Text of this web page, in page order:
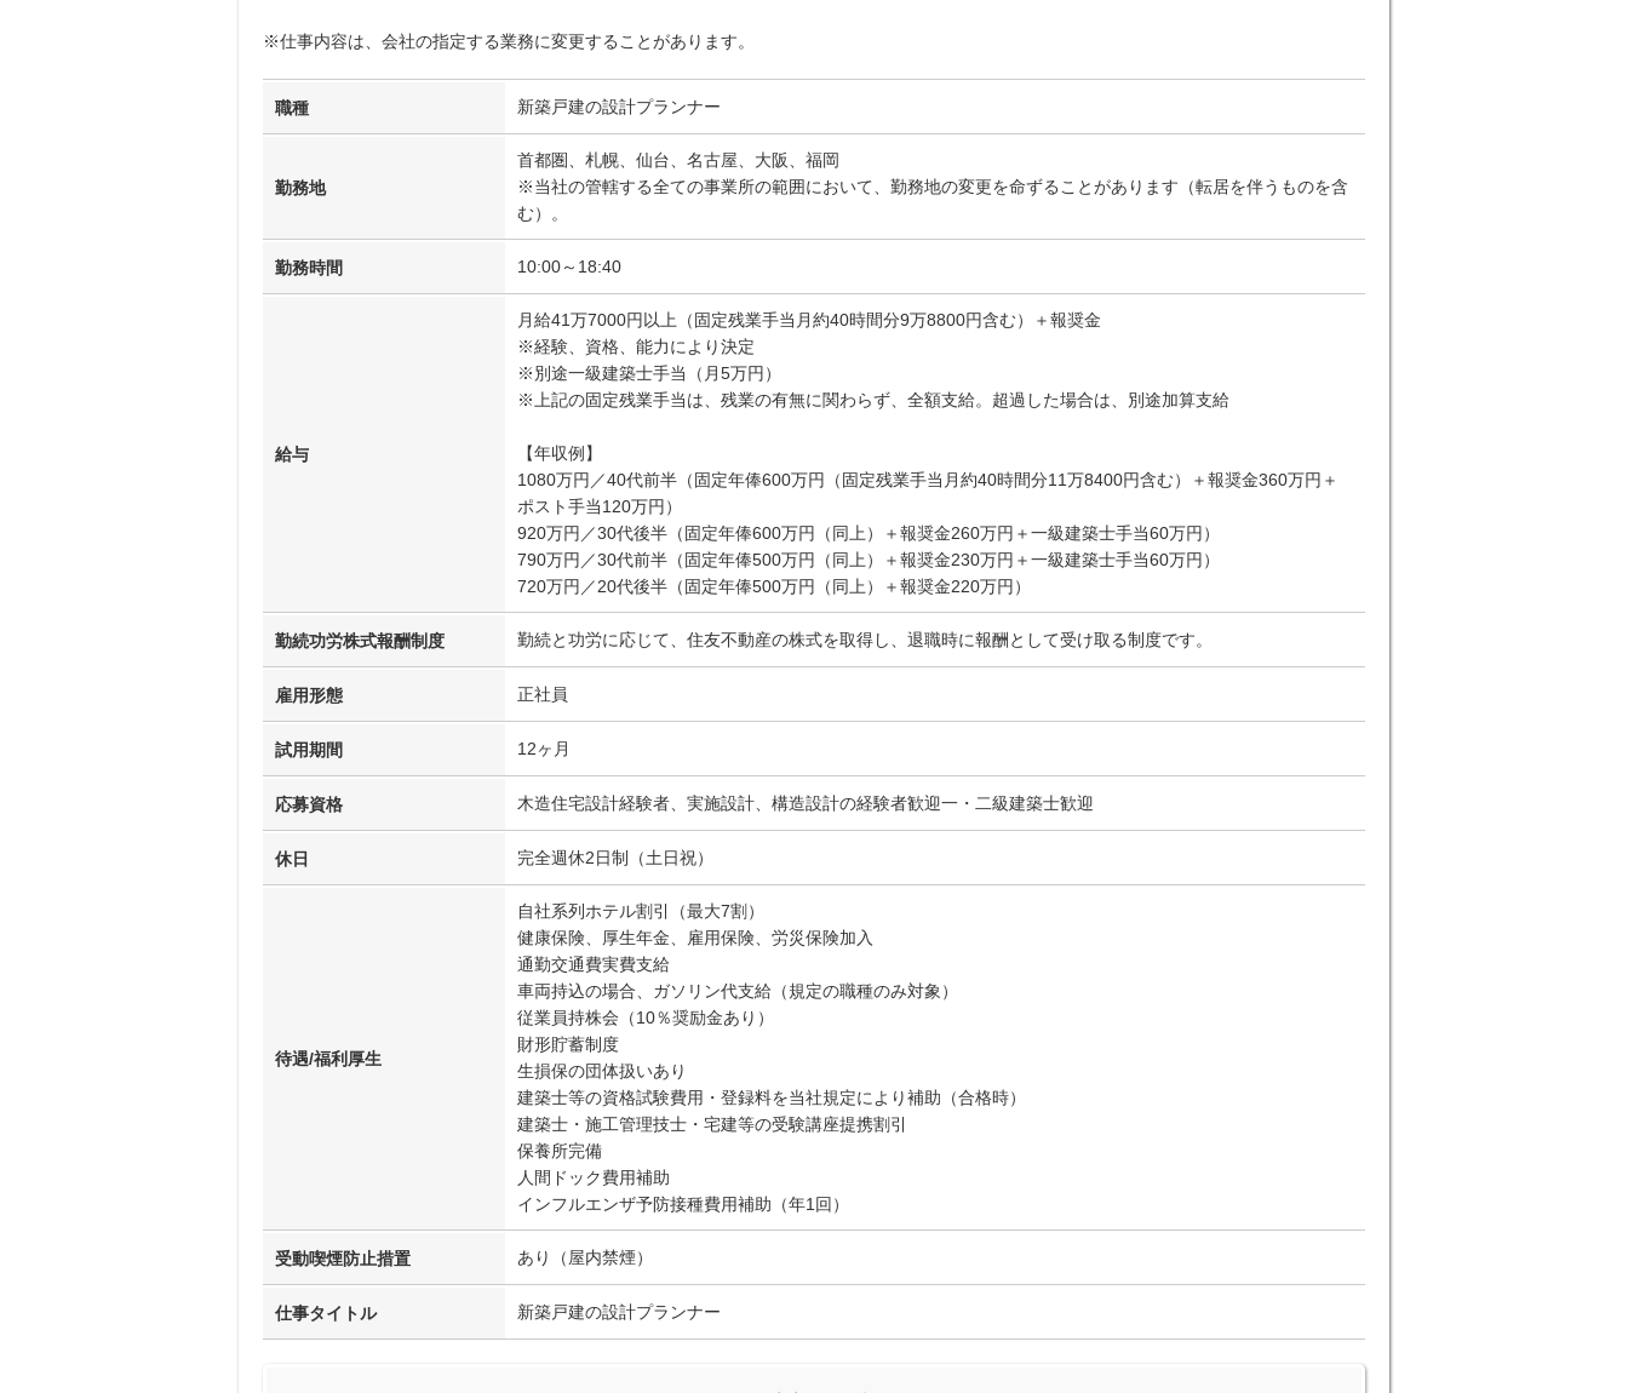
※仕事内容は、会社の指定する業務に変更することがあります。
職種 新築戸建の設計プランナー
勤務地
首都圏、札幌、仙台、名古屋、大阪、福岡
※当社の管轄する全ての事業所の範囲において、勤務地の変更を命ずることがあります（転居を伴うものを含
む）。
勤務時間 10:00～18:40
給与
月給41万7000円以上（固定残業手当月約40時間分9万8800円含む）＋報奨金
※経験、資格、能力により決定
※別途一級建築士手当（月5万円）
※上記の固定残業手当は、残業の有無に関わらず、全額支給。超過した場合は、別途加算支給
【年収例】
1080万円／40代前半（固定年俸600万円（固定残業手当月約40時間分11万8400円含む）＋報奨金360万円＋
ポスト手当120万円）
920万円／30代後半（固定年俸600万円（同上）＋報奨金260万円＋一級建築士手当60万円）
790万円／30代前半（固定年俸500万円（同上）＋報奨金230万円＋一級建築士手当60万円）
720万円／20代後半（固定年俸500万円（同上）＋報奨金220万円）
勤続功労株式報酬制度 勤続と功労に応じて、住友不動産の株式を取得し、退職時に報酬として受け取る制度です。
雇用形態 正社員
試用期間 12ヶ月
応募資格 木造住宅設計経験者、実施設計、構造設計の経験者歓迎一・二級建築士歓迎
休日 完全週休2日制（土日祝）
待遇/福利厚生
自社系列ホテル割引（最大7割）
健康保険、厚生年金、雇用保険、労災保険加入
通勤交通費実費支給
車両持込の場合、ガソリン代支給（規定の職種のみ対象）
従業員持株会（10％奨励金あり）
財形貯蓄制度
生損保の団体扱いあり
建築士等の資格試験費用・登録料を当社規定により補助（合格時）
建築士・施工管理技士・宅建等の受験講座提携割引
保養所完備
人間ドック費用補助
インフルエンザ予防接種費用補助（年1回）
受動喫煙防止措置 あり（屋内禁煙）
仕事タイトル 新築戸建の設計プランナー